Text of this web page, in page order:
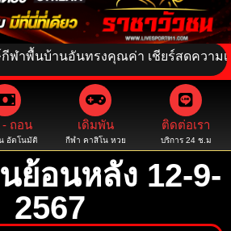
อันทรงคุณค่า เชียร์สดความเร้าใจใ
- ถอน
อัตโนมัติ
เดิมพัน
กีฬา คาสิโน หวย
ติดต่อเรา
บริการ 24 ช.ม
ย้อนหลัง 12-9-
2567